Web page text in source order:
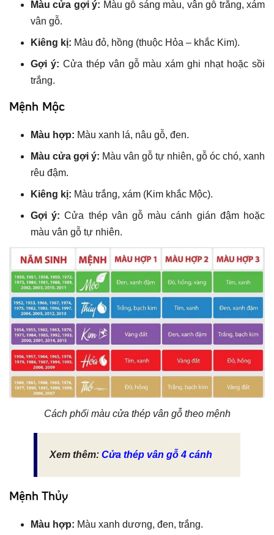
Màu cửa gợi ý: Màu gỗ sáng màu, vân gỗ trắng, xám
vân gỗ.
Kiêng kị: Màu đỏ, hồng (thuộc Hỏa – khắc Kim).
Gợi ý: Cửa thép vân gỗ màu xám ghi nhạt hoặc sồi
trắng.
Mệnh Mộc
Màu hợp: Màu xanh lá, nâu gỗ, đen.
Màu cửa gợi ý: Màu vân gỗ tự nhiên, gỗ óc chó, xanh
rêu đậm.
Kiêng kị: Màu trắng, xám (Kim khắc Mộc).
Gợi ý: Cửa thép vân gỗ màu cánh gián đậm hoặc
màu vân gỗ tự nhiên.
Cách phối màu cửa thép vân gỗ theo mệnh
Xem thêm: Cửa thép vân gỗ 4 cánh
Mệnh Thủy
Màu hợp: Màu xanh dương, đen, trắng.